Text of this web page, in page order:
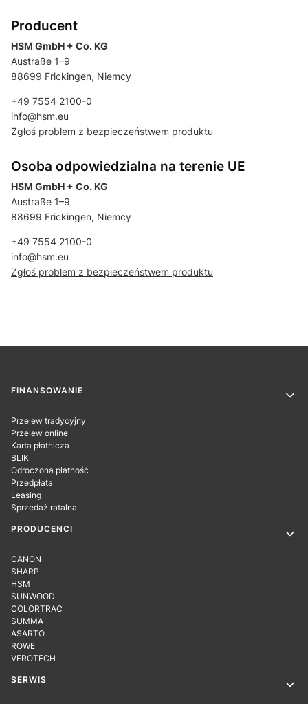
Producent
HSM GmbH + Co. KG
Austraße 1–9
88699 Frickingen, Niemcy
+49 7554 2100-0
info@hsm.eu
Zgłoś problem z bezpieczeństwem produktu
Osoba odpowiedzialna na terenie UE
HSM GmbH + Co. KG
Austraße 1–9
88699 Frickingen, Niemcy
+49 7554 2100-0
info@hsm.eu
Zgłoś problem z bezpieczeństwem produktu
Linki w stopce
FINANSOWANIE
Przelew tradycyjny
Przelew online
Karta płatnicza
BLIK
Odroczona płatność
Przedpłata
Leasing
Sprzedaż ratalna
PRODUCENCI
CANON
SHARP
HSM
SUNWOOD
COLORTRAC
SUMMA
ASARTO
ROWE
VEROTECH
SERWIS